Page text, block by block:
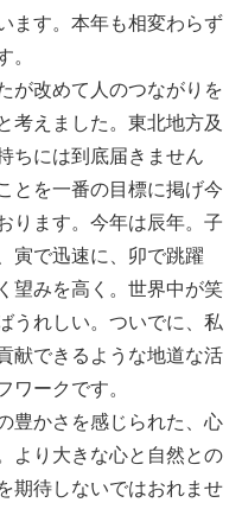
ます。本年も相変わらず
。
が改めて人のつながりを
考えました。東北地方及
ちには到底届きません
とを一番の目標に掲げ今
ります。今年は辰年。子
寅で迅速に、卯で跳躍
望みを高く。世界中が笑
うれしい。ついでに、私
献できるような地道な活
ワークです。
豊かさを感じられた、心
より大きな心と自然との
期待しないではおれませ